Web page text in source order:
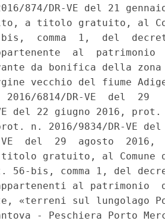
874/DR-VE del 21
a titolo gratuito, al
comma  1,  del
al  patrimonio
da bonifica della
vecchio del fiume
2016/6814/DR-VE  del  29
VE del 22 giugno 2016,
n. 2016/9834/DR-VE
VE  del  29  agosto
gratuito, al Comune
bis, comma 1, del
al patrimonio
«terreni sul lungolago
- Peschiera Porto